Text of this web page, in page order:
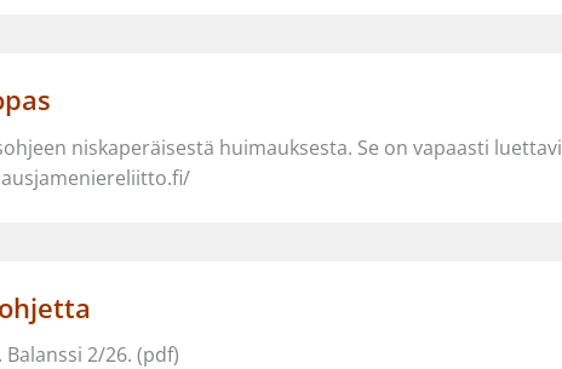
niskaperäisestä huimauksesta. Se on vapaasti
2/26. (pdf)